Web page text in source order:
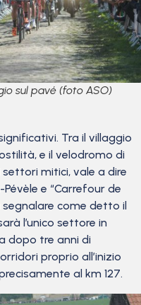
sul pavé (foto ASO)
Tra il villaggio
e il velodromo di
mitici, vale a dire
Pévèle e “Carrefour de
segnalare come detto il
l’unico settore in
dopo tre anni di
proprio all’inizio
al km 127.